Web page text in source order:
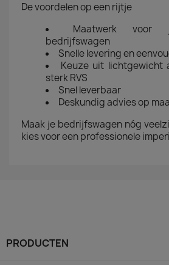
De voordelen op een rijtje
Maatwerk voor
bedrijfswagen
Snelle levering en
Keuze uit lichtgewicht
sterk RVS
Snel leverbaar
Deskundig advies op
Maak je bedrijfswagen nóg
kies voor een professionele
PRODUCTEN